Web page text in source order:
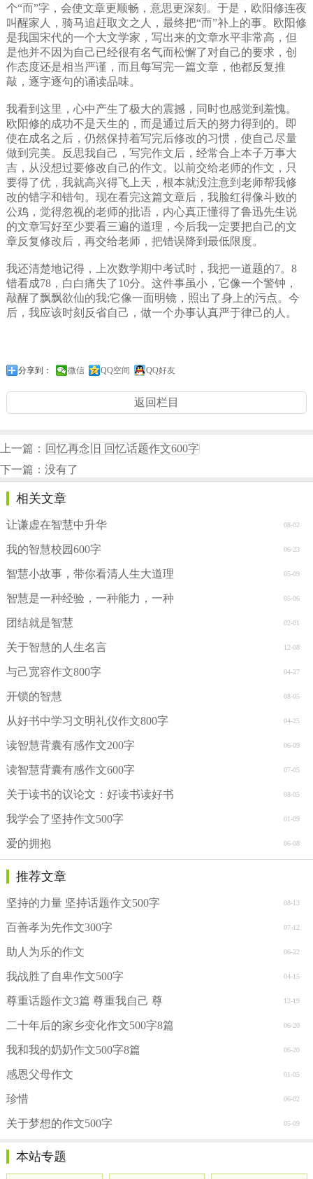
个“而”字，会使文章更顺畅，意思更深刻。于是，欧阳修连夜
叫醒家人，骑马追赶取文之人，最终把“而”补上的事。欧阳修
是我国宋代的一个大文学家，写出来的文章水平非常高，但
是他并不因为自己已经很有名气而松懈了对自己的要求，创
作态度还是相当严谨，而且每写完一篇文章，他都反复推
敲，逐字逐句的诵读品味。
我看到这里，心中产生了极大的震撼，同时也感觉到羞愧。
欧阳修的成功不是天生的，而是通过后天的努力得到的。即
使在成名之后，仍然保持着写完后修改的习惯，使自己尽量
做到完美。反思我自己，写完作文后，经常合上本子万事大
吉，从没想过要修改自己的作文。以前交给老师的作文，只
要得了优，我就高兴得飞上天，根本就没注意到老师帮我修
改的错字和错句。现在看完这篇文章后，我脸红得像斗败的
公鸡，觉得忽视的老师的批语，内心真正懂得了鲁迅先生说
的文章写好至少要看三遍的道理，今后我一定要把自己的文
章反复修改后，再交给老师，把错误降到最低限度。
我还清楚地记得，上次数学期中考试时，我把一道题的7。8
错看成78，白白痛失了10分。这件事虽小，它像一个警钟，
敲醒了飘飘欲仙的我;它像一面明镜，照出了身上的污点。今
后，我应该时刻反省自己，做一个办事认真严于律己的人。
分享到： 微信 QQ空间 QQ好友
返回栏目
上一篇： 回忆再念旧 回忆话题作文600字
下一篇：没有了
相关文章
08-02
让谦虚在智慧中升华
06-23
我的智慧校园600字
05-09
智慧小故事，带你看清人生大道理
05-06
智慧是一种经验，一种能力，一种
02-01
团结就是智慧
12-08
关于智慧的人生名言
04-27
与己宽容作文800字
08-05
开锁的智慧
04-25
从好书中学习文明礼仪作文800字
06-09
读智慧背囊有感作文200字
07-05
读智慧背囊有感作文600字
08-05
关于读书的议论文：好读书读好书
01-09
我学会了坚持作文500字
06-08
爱的拥抱
推荐文章
08-13
坚持的力量 坚持话题作文500字
07-12
百善孝为先作文300字
06-22
助人为乐的作文
04-15
我战胜了自卑作文500字
12-19
尊重话题作文3篇 尊重我自己 尊
06-20
二十年后的家乡变化作文500字8篇
06-20
我和我的奶奶作文500字8篇
01-05
感恩父母作文
06-02
珍惜
05-09
关于梦想的作文500字
本站专题